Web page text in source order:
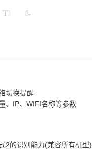
切换提醒
、IP、WIFI名称等参数
2的识别能力(兼容所有机型)